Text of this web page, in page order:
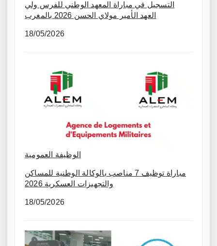
التسجيل في مباراة المعهد الوطني للفرس ولي
العهد الأمير مولاي الحسن 2026 بالمغرب
18/05/2026
الوظيفة العمومية
مباراة توظيف 7 مناصب بالوكالة الوطنية للمساكن
والتجهيزات العسكرية 2026
18/05/2026